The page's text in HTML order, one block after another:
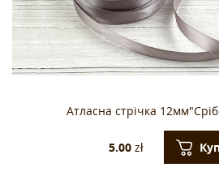
Атласна стрічка
5.00zł